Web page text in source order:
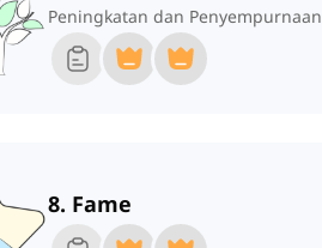
Peningkatan dan Penyempurnaan
8. Fame